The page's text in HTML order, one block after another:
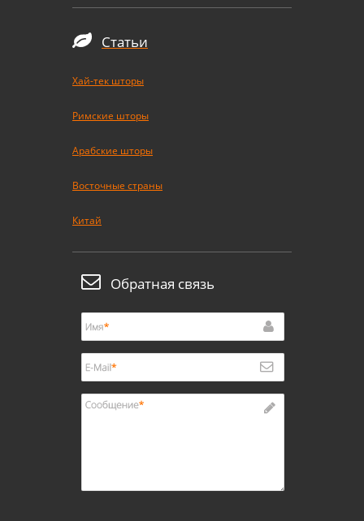
Статьи
Хай-тек шторы
Римские шторы
Арабские шторы
Восточные страны
Китай
Обратная связь